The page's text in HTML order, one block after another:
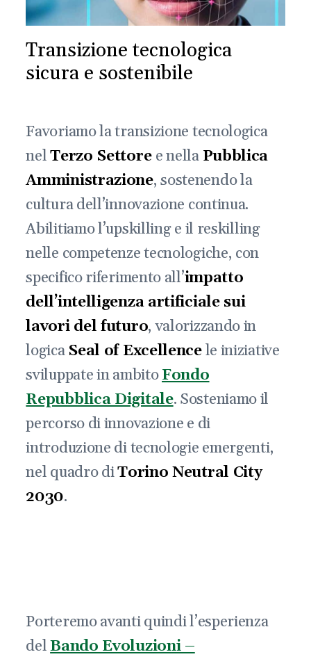
Transizione tecnologica
sicura e sostenibile
Favoriamo la transizione tecnologica
nelTerzo Settore e nella Pubblica
Amministrazione, sostenendo la
cultura dell’innovazione continua.
Abilitiamo l’upskilling e il reskilling
nelle competenze tecnologiche, con
specifico riferimento all’impatto
dell’intelligenza artificiale sui
lavori del futuro, valorizzando in
logica Seal of Excellencele iniziative
sviluppate in ambitoFondo
Repubblica Digitale. Sosteniamo il
percorso di innovazione e di
introduzione di tecnologie emergenti,
nel quadro diTorino Neutral City
2030.
Porteremo avanti quindi l’esperienza
delBando Evoluzioni –